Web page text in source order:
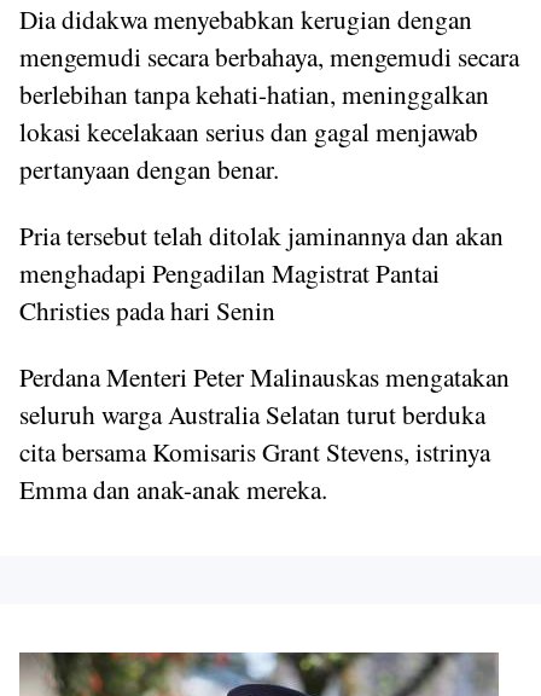
Dia didakwa menyebabkan kerugian dengan
mengemudi secara berbahaya, mengemudi secara
berlebihan tanpa kehati-hatian, meninggalkan
lokasi kecelakaan serius dan gagal menjawab
pertanyaan dengan benar.
Pria tersebut telah ditolak jaminannya dan akan
menghadapi Pengadilan Magistrat Pantai
Christies pada hari Senin
Perdana Menteri Peter Malinauskas mengatakan
seluruh warga Australia Selatan turut berduka
cita bersama Komisaris Grant Stevens, istrinya
Emma dan anak-anak mereka.